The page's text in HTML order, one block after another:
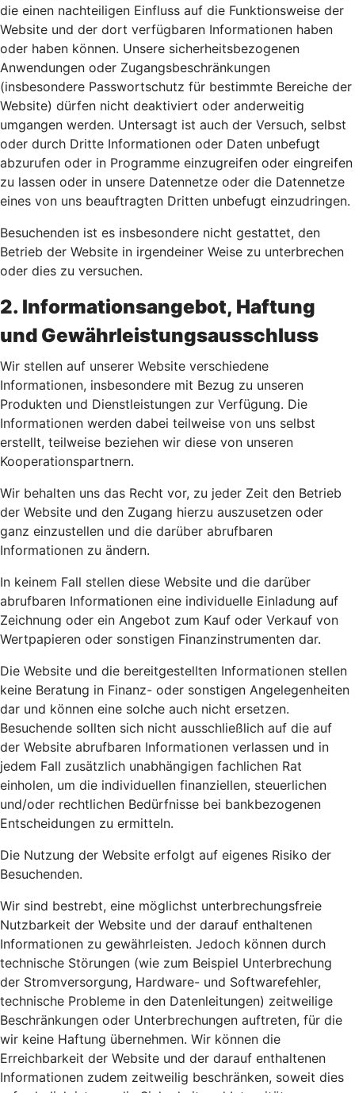
die einen nachteiligen Einfluss auf die Funktionsweise der
Website und der dort verfügbaren Informationen haben
oder haben können. Unsere sicherheitsbezogenen
Anwendungen oder Zugangsbeschränkungen
(insbesondere Passwortschutz für bestimmte Bereiche der
Website) dürfen nicht deaktiviert oder anderweitig
umgangen werden. Untersagt ist auch der Versuch, selbst
oder durch Dritte Informationen oder Daten unbefugt
abzurufen oder in Programme einzugreifen oder eingreifen
zu lassen oder in unsere Datennetze oder die Datennetze
eines von uns beauftragten Dritten unbefugt einzudringen.
Besuchenden ist es insbesondere nicht gestattet, den
Betrieb der Website in irgendeiner Weise zu unterbrechen
oder dies zu versuchen.
2. Informationsangebot, Haftung
und Gewährleistungsausschluss
Wir stellen auf unserer Website verschiedene
Informationen, insbesondere mit Bezug zu unseren
Produkten und Dienstleistungen zur Verfügung. Die
Informationen werden dabei teilweise von uns selbst
erstellt, teilweise beziehen wir diese von unseren
Kooperationspartnern.
Wir behalten uns das Recht vor, zu jeder Zeit den Betrieb
der Website und den Zugang hierzu auszusetzen oder
ganz einzustellen und die darüber abrufbaren
Informationen zu ändern.
In keinem Fall stellen diese Website und die darüber
abrufbaren Informationen eine individuelle Einladung auf
Zeichnung oder ein Angebot zum Kauf oder Verkauf von
Wertpapieren oder sonstigen Finanzinstrumenten dar.
Die Website und die bereitgestellten Informationen stellen
keine Beratung in Finanz- oder sonstigen Angelegenheiten
dar und können eine solche auch nicht ersetzen.
Besuchende sollten sich nicht ausschließlich auf die auf
der Website abrufbaren Informationen verlassen und in
jedem Fall zusätzlich unabhängigen fachlichen Rat
einholen, um die individuellen finanziellen, steuerlichen
und/oder rechtlichen Bedürfnisse bei bankbezogenen
Entscheidungen zu ermitteln.
Die Nutzung der Website erfolgt auf eigenes Risiko der
Besuchenden.
Wir sind bestrebt, eine möglichst unterbrechungsfreie
Nutzbarkeit der Website und der darauf enthaltenen
Informationen zu gewährleisten. Jedoch können durch
technische Störungen (wie zum Beispiel Unterbrechung
der Stromversorgung, Hardware- und Softwarefehler,
technische Probleme in den Datenleitungen) zeitweilige
Beschränkungen oder Unterbrechungen auftreten, für die
wir keine Haftung übernehmen. Wir können die
Erreichbarkeit der Website und der darauf enthaltenen
Informationen zudem zeitweilig beschränken, soweit dies